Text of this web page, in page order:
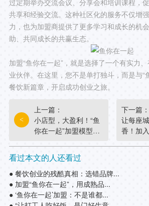
共享和经验交流。这种社区化的服务不仅增
力，也为加盟商提供了更多学习和成长的机
助、共同成长的共赢生态。
加盟“鱼你在一起”，就是选择了一个有实力
业伙伴。在这里，您不是单打独斗，而是与“
餐饮新篇章，开启成功创业之旅。
<
上一篇：
小店型，大盈利！“鱼
你在一起”加盟模型，
圈！
下一篇：
让每座
香！加
看过本文的人还看过
● 餐饮创业的残酷真相：选错品牌...
● 加盟“鱼你在一起”，用成熟品...
● ‘鱼你在一起’加盟：不是谁都...